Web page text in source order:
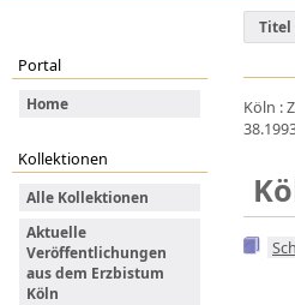
Titel
Portal
Home
Kollektionen
Alle Kollektionen
Aktuelle
Veröffentlichungen
aus dem Erzbistum
Köln
Köln :